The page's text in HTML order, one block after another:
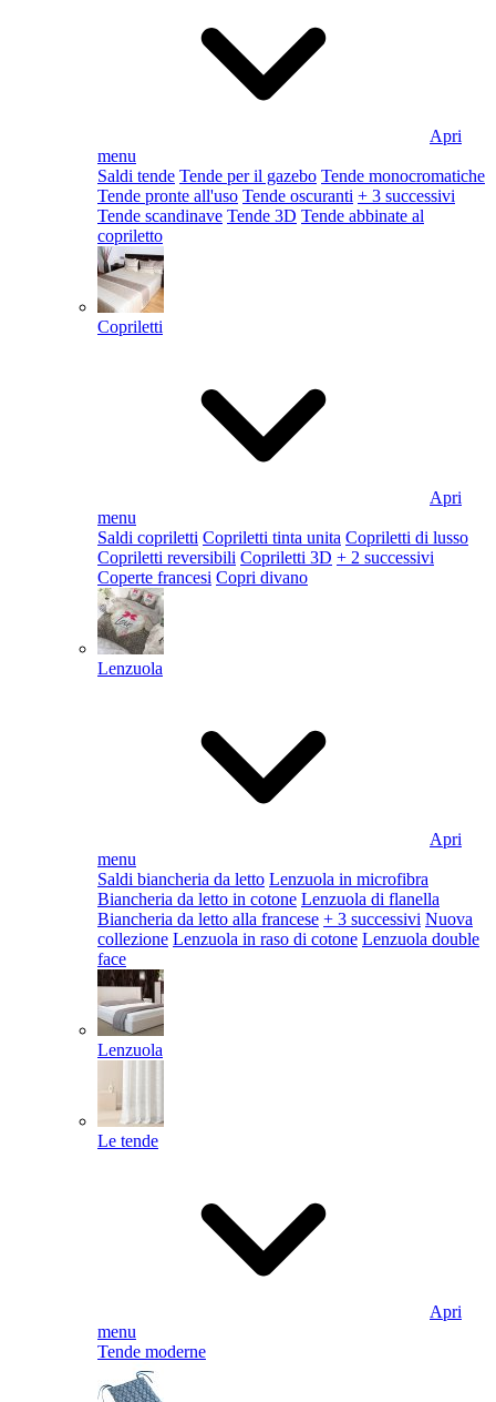
Apri
menu
Saldi tende Tende per il gazebo Tende monocromatiche
Tende pronte all'uso Tende oscuranti + 3 successivi
Tende scandinave Tende 3D Tende abbinate al
copriletto
Copriletti
Apri
menu
Saldi copriletti Copriletti tinta unita Copriletti di lusso
Copriletti reversibili Copriletti 3D + 2 successivi
Coperte francesi Copri divano
Lenzuola
Apri
menu
Saldi biancheria da letto Lenzuola in microfibra
Biancheria da letto in cotone Lenzuola di flanella
Biancheria da letto alla francese + 3 successivi Nuova
collezione Lenzuola in raso di cotone Lenzuola double
face
Lenzuola
Le tende
Apri
menu
Tende moderne